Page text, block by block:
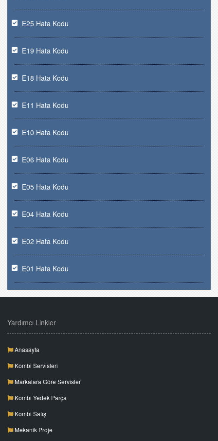
E25 Hata Kodu
E19 Hata Kodu
E18 Hata Kodu
E11 Hata Kodu
E10 Hata Kodu
E06 Hata Kodu
E05 Hata Kodu
E04 Hata Kodu
E02 Hata Kodu
E01 Hata Kodu
Yardımcı Linkler
Anasayfa
Kombi Servisleri
Markalara Göre Servisler
Kombi Yedek Parça
Kombi Satış
Mekanik Proje